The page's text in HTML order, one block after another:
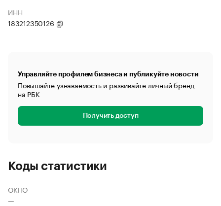
ИНН
183212350126
Управляйте профилем бизнеса и публикуйте новости
Повышайте узнаваемость и развивайте личный бренд
на РБК
Получить доступ
Коды статистики
ОКПО
—